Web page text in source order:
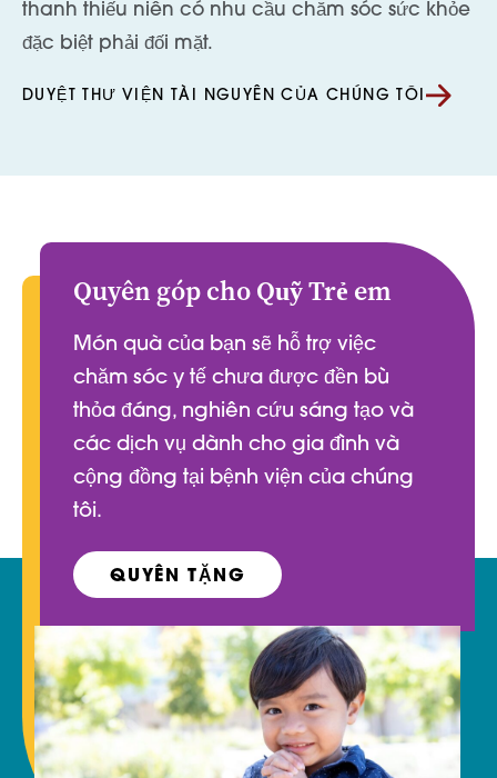
thanh thiếu niên có nhu cầu chăm sóc sức khỏe
đặc biệt phải đối mặt.
DUYỆT THƯ VIỆN TÀI NGUYÊN CỦA CHÚNG TÔI
Quyên góp cho Quỹ Trẻ em
Món quà của bạn sẽ hỗ trợ việc
chăm sóc y tế chưa được đền bù
thỏa đáng, nghiên cứu sáng tạo và
các dịch vụ dành cho gia đình và
cộng đồng tại bệnh viện của chúng
tôi.
QUYÊN TẶNG